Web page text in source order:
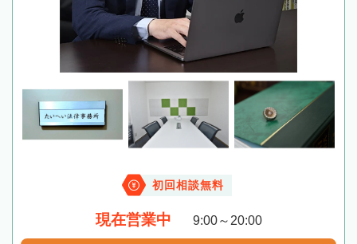
初回相談無料
現在営業中 9:00～20:00